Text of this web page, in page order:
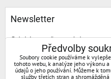
Newsletter
Odebírat naše novinky:
Chci se přihlásit k
Předvolby
Soubory cookie používáme k
tohoto webu, k analýze jeho výkonu
údajů o jeho používání. Můžeme k
služby třetích stran a